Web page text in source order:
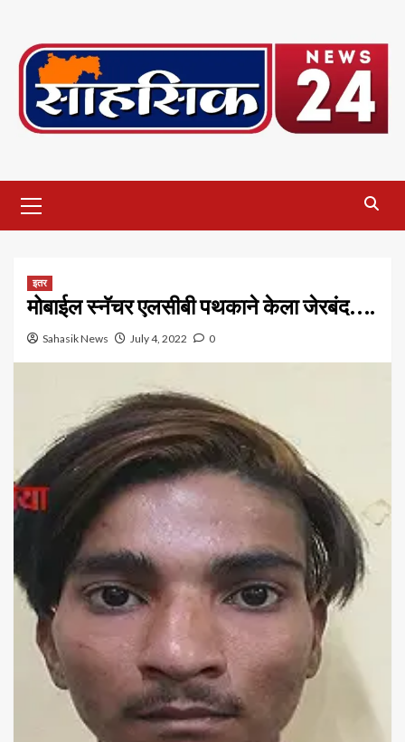
content
Menu
इतर
मोबाईल स्नॅचर एलसीबी पथकाने केला जेरबंद….
Sahasik News July 4, 2022 0